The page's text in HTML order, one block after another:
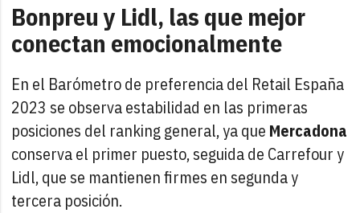
Bonpreu y Lidl, las que mejor
conectan emocionalmente
En el Barómetro de preferencia del Retail España
2023 se observa estabilidad en las primeras
posiciones del ranking general, ya que Mercadona
conserva el primer puesto, seguida de Carrefour y
Lidl, que se mantienen firmes en segunda y
tercera posición.